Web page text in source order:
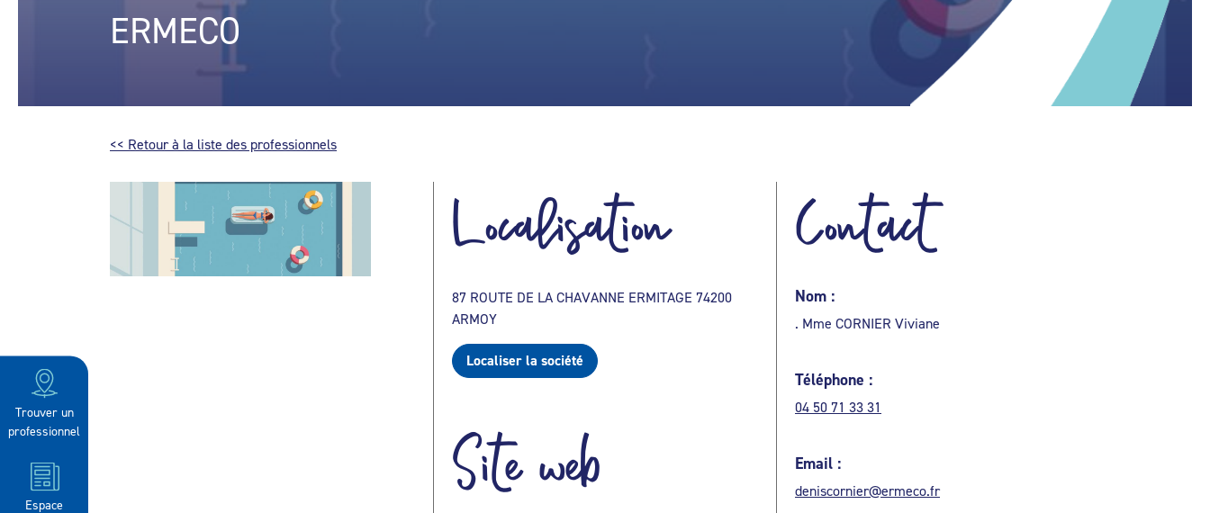
Trouver un
professionnel
Espace
ERMECO
<< Retour à la liste des professionnels
Localisation
87 ROUTE DE LA CHAVANNE ERMITAGE 74200
ARMOY
Localiser la société
Site web
Contact
Nom :
. Mme CORNIER Viviane
Téléphone :
04 50 71 33 31
Email :
deniscornier@ermeco.fr